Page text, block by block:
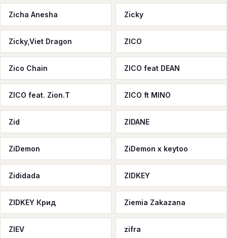
Zicha Anesha Zicky
Zicky,Viet Dragon ZICO
Zico Chain ZICO feat DEAN
ZICO feat. Zion.T ZICO ft MINO
Zid ZIDANE
ZiDemon ZiDemon x keytoo
Zididada ZIDKEY
ZIDKEY Крид Ziemia Zakazana
ZIEV zifra